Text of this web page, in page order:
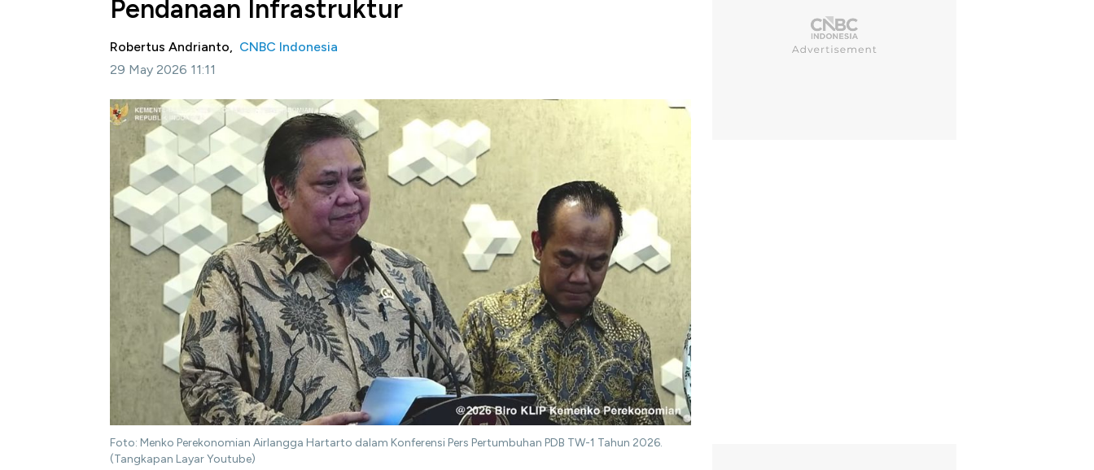
Pendanaan Infrastruktur
Robertus Andrianto, CNBC Indonesia
29 May 2026 11:11
Foto: Menko Perekonomian Airlangga Hartarto dalam Konferensi Pers Pertumbuhan PDB TW-1 Tahun 2026.
(Tangkapan Layar Youtube)